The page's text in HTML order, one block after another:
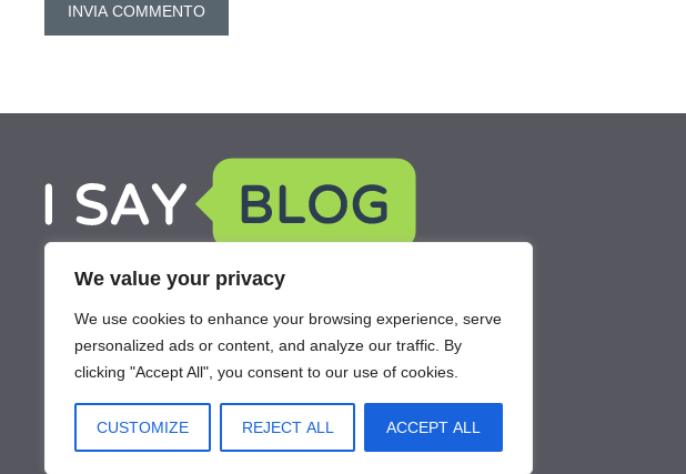
We value your privacy
We use cookies to enhance your browsing experience, serve
personalized ads or content, and analyze our traffic. By
clicking "Accept All", you consent to our use of cookies.
CUSTOMIZE REJECT ALL ACCEPT ALL